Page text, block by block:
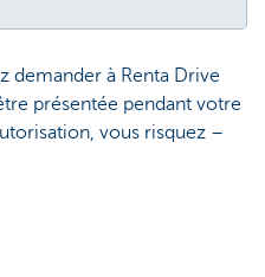
demander à Renta Drive
présentée pendant votre
vous risquez –